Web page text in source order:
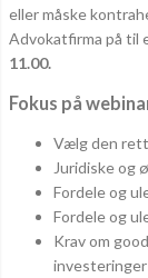
eller måske
Advokatfirma på til
11.00.
Fokus på
Vælg den
Juridiske og
Fordele og
Fordele og
Krav om
investeringer